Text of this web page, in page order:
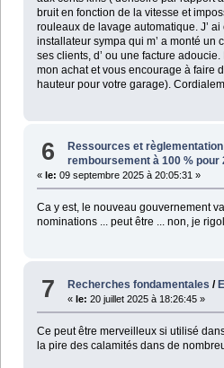
bruit en fonction de la vitesse et
rouleaux de lavage automatique. J’
installateur sympa qui m’ a monté un
ses clients, d’ ou une facture
mon achat et vous encourage à faire
hauteur pour votre garage).
6 Ressources et règlementation
remboursement à 100 % pour
« le: 09 septembre 2025 à 20:05:31 »
Ca y est, le nouveau gouvernement
nominations ... peut être ... non, je
7 Recherches fondamentales /
«le: 20 juillet 2025 à 18:26:45 »
Ce peut être merveilleux si utilisé
la pire des calamités dans de